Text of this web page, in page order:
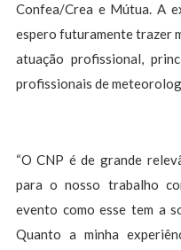
Confea/Crea e Mútua. A
espero futuramente trazer
atuação profissional,
profissionais de
“O CNP é de grande
para o nosso trabalho
evento como esse tem a
Quanto a minha